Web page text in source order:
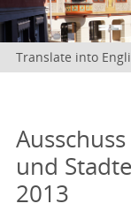
Translate into
und
2013